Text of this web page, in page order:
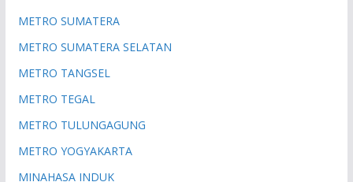
METRO SUMATERA
METRO SUMATERA SELATAN
METRO TANGSEL
METRO TEGAL
METRO TULUNGAGUNG
METRO YOGYAKARTA
MINAHASA INDUK